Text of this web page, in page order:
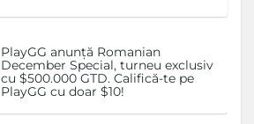
PlayGG anunță Romanian
December Special, turneu exclusiv
cu $500.000 GTD. Califică-te pe
PlayGG cu doar $10!